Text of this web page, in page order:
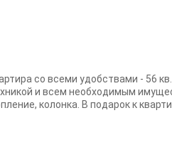
со всеми удобствами - 56
и всем необходимым
колонка. В подарок к